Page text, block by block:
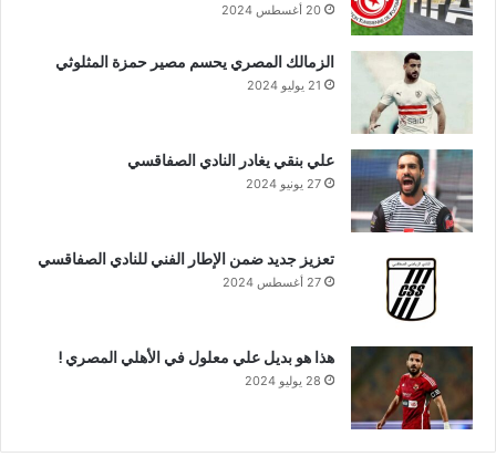
20 أغسطس 2024
الزمالك المصري يحسم مصير حمزة المثلوثي
21 يوليو 2024
علي بنقي يغادر النادي الصفاقسي
27 يونيو 2024
تعزيز جديد ضمن الإطار الفني للنادي الصفاقسي
27 أغسطس 2024
هذا هو بديل علي معلول في الأهلي المصري !
28 يوليو 2024